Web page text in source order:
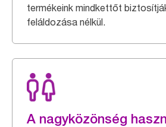
termékeink mindkettőt
feláldozása nélkül.
A nagyközönség